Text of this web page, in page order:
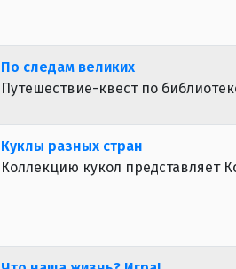
По следам великих
Путешествие-квест по
Куклы разных стран
Коллекцию кукол представляет